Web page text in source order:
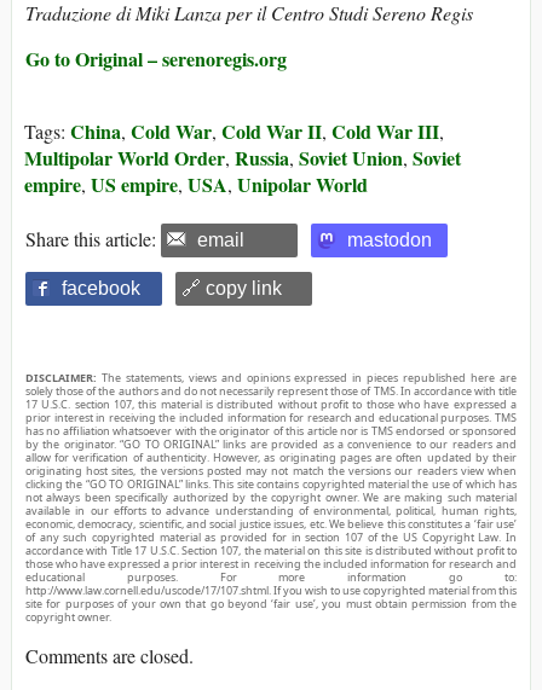
Traduzione di Miki Lanza per il Centro Studi Sereno Regis
Go to Original – serenoregis.org
Tags: China, Cold War, Cold War II, Cold War III,
Multipolar World Order, Russia, Soviet Union, Soviet
empire, US empire, USA, Unipolar World
Share this article: email mastodon
facebook 🔗 copy link
DISCLAIMER: The statements, views and opinions expressed in pieces republished here are
solely those of the authors and do not necessarily represent those of TMS. In accordance with title
17 U.S.C. section 107, this material is distributed without profit to those who have expressed a
prior interest in receiving the included information for research and educational purposes. TMS
has no affiliation whatsoever with the originator of this article nor is TMS endorsed or sponsored
by the originator. “GO TO ORIGINAL” links are provided as a convenience to our readers and
allow for verification of authenticity. However, as originating pages are often updated by their
originating host sites, the versions posted may not match the versions our readers view when
clicking the “GO TO ORIGINAL” links. This site contains copyrighted material the use of which has
not always been specifically authorized by the copyright owner. We are making such material
available in our efforts to advance understanding of environmental, political, human rights,
economic, democracy, scientific, and social justice issues, etc. We believe this constitutes a ‘fair use’
of any such copyrighted material as provided for in section 107 of the US Copyright Law. In
accordance with Title 17 U.S.C. Section 107, the material on this site is distributed without profit to
those who have expressed a prior interest in receiving the included information for research and
educational purposes. For more information go to:
http://www.law.cornell.edu/uscode/17/107.shtml. If you wish to use copyrighted material from this
site for purposes of your own that go beyond ‘fair use’, you must obtain permission from the
copyright owner.
Comments are closed.